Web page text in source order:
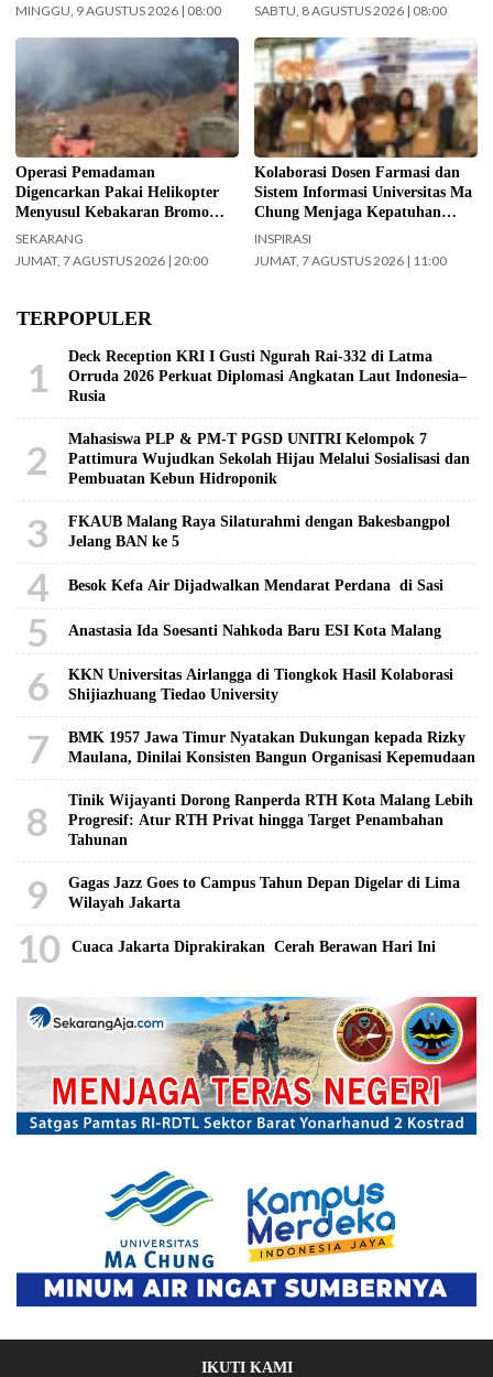
MINGGU, 9 AGUSTUS 2026 | 08:00
SABTU, 8 AGUSTUS 2026 | 08:00
Operasi pemadaman kebakaran di
kawasan Taman Nasional Bromo
Tengger Semeru (TNBTS) terus
digencarkan, Jumat (7/8/2026)
hari ini. (Foto: BPBD Kabupaten
Malang).
Operasi Pemadaman
Digencarkan Pakai Helikopter
Menyusul Kebakaran Bromo
Meluas ke Arah Bukit B 29
SEKARANG
JUMAT, 7 AGUSTUS 2026 | 20:00
Kolaborasi Dosen Farmasi dan
Sistem Informasi Universitas Ma
Chung dalam menjaga kepatuhan
pasien diabetes melalui kegiatan
Pengabdian Masyarakat Dosen.
(Foto: ist)
Kolaborasi Dosen Farmasi dan
Sistem Informasi Universitas Ma
Chung Menjaga Kepatuhan
Pasien Diabetes
INSPIRASI
JUMAT, 7 AGUSTUS 2026 | 11:00
TERPOPULER
1
Deck Reception KRI I Gusti Ngurah Rai-332 di Latma
Orruda 2026 Perkuat Diplomasi Angkatan Laut Indonesia–
Rusia
2
Mahasiswa PLP & PM-T PGSD UNITRI Kelompok 7
Pattimura Wujudkan Sekolah Hijau Melalui Sosialisasi dan
Pembuatan Kebun Hidroponik
3
FKAUB Malang Raya Silaturahmi dengan Bakesbangpol
Jelang BAN ke 5
4 Besok Kefa Air Dijadwalkan Mendarat Perdana di Sasi
5 Anastasia Ida Soesanti Nahkoda Baru ESI Kota Malang
6
KKN Universitas Airlangga di Tiongkok Hasil Kolaborasi ​
Shijiazhuang Tiedao University
7
BMK 1957 Jawa Timur Nyatakan Dukungan kepada Rizky
Maulana, Dinilai Konsisten Bangun Organisasi Kepemudaan
8
Tinik Wijayanti Dorong Ranperda RTH Kota Malang Lebih
Progresif: Atur RTH Privat hingga Target Penambahan
Tahunan
9
Gagas Jazz Goes to Campus Tahun Depan Digelar di Lima
Wilayah Jakarta
10 Cuaca Jakarta Diprakirakan Cerah Berawan Hari Ini
IKUTI KAMI